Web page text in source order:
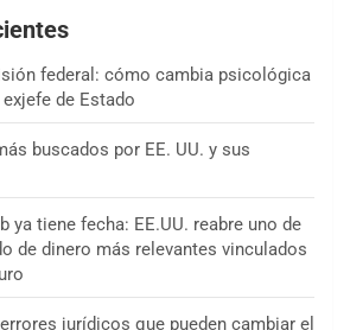
federal: cómo cambia psicológica
de Estado
buscados por EE. UU. y sus
ya tiene fecha: EE.UU. reabre uno de
de dinero más relevantes vinculados
jurídicos que pueden cambiar el